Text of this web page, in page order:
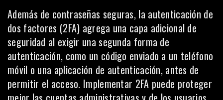
Además de contraseñas seguras, la autenticación de
dos factores (2FA) agrega una capa adicional de
seguridad al exigir una segunda forma de
autenticación, como un código enviado a un teléfono
móvil o una aplicación de autenticación, antes de
permitir el acceso. Implementar 2FA puede proteger